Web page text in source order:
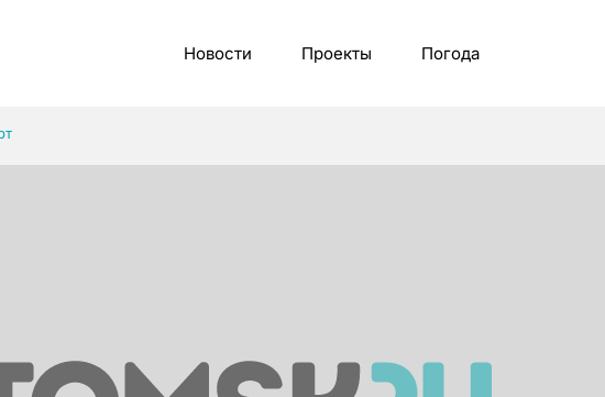
Новости Проекты Погода